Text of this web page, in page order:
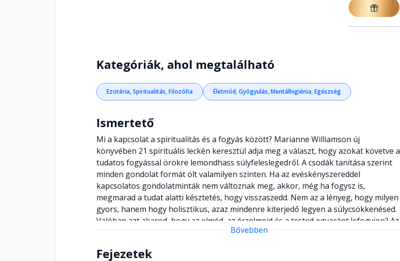
Kategóriák, ahol megtalálható
Ezotéria, Spiritualitás, Filozófia Életmód, Gyógyulás, Mentálhigiénia, Egészség
Ismertető
Mi a kapcsolat a spiritualitás és a fogyás között? Marianne Williamson új
könyvében 21 spirituális leckén keresztül adja meg a választ, hogy azokat követve a
tudatos fogyással örökre lemondhass súlyfeleslegedről. A csodák tanítása szerint
minden gondolat formát ölt valamilyen szinten. Ha az evéskényszereddel
kapcsolatos gondolatminták nem változnak meg, akkor, még ha fogysz is,
megmarad a tudat alatti késztetés, hogy visszaszedd. Nem az a lényeg, hogy milyen
gyors, hanem hogy holisztikus, azaz mindenre kiterjedő legyen a súlycsökkenésed.
Valóban azt akarod, hogy az elméd, az érzelmeid és a tested egyaránt lefogyjon? Az
a súly, ami csak a testedről tűnik el, a lelkedről azonban nem, nagy valószínűséggel
nem állsz készen arra is, hogy megválj a megfelelő gondolatformáktól, melyek
Bővebben
Fejezetek